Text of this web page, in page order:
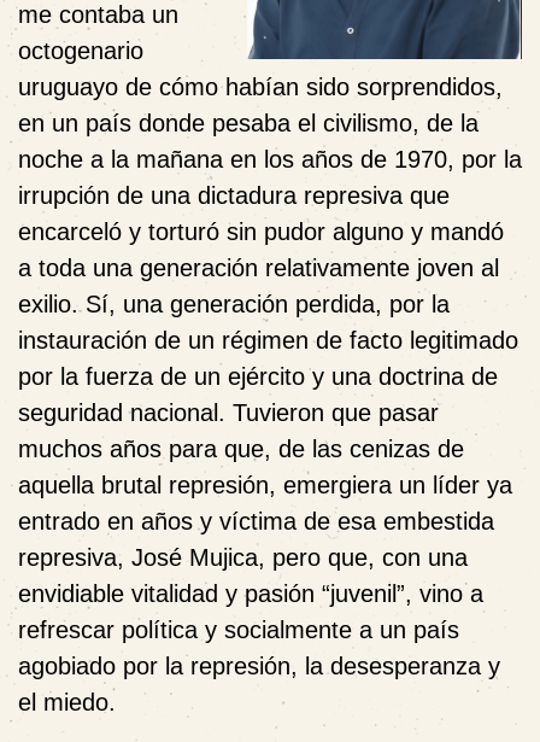
me contaba un
octogenario
uruguayo de cómo habían sido sorprendidos,
en un país donde pesaba el civilismo, de la
noche a la mañana en los años de 1970, por la
irrupción de una dictadura represiva que
encarceló y torturó sin pudor alguno y mandó
a toda una generación relativamente joven al
exilio. Sí, una generación perdida, por la
instauración de un régimen de facto legitimado
por la fuerza de un ejército y una doctrina de
seguridad nacional. Tuvieron que pasar
muchos años para que, de las cenizas de
aquella brutal represión, emergiera un líder ya
entrado en años y víctima de esa embestida
represiva, José Mujica, pero que, con una
envidiable vitalidad y pasión “juvenil”, vino a
refrescar política y socialmente a un país
agobiado por la represión, la desesperanza y
el miedo.